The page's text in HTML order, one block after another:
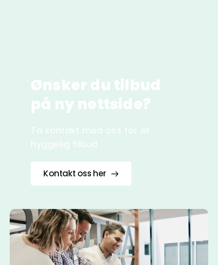
Ønsker du tilbud
på ny nettside?
Ta kontakt med oss for et
hyggelig tilbud
Kontakt oss her